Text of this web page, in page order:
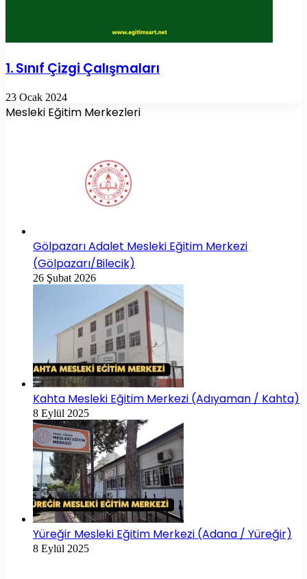
1. Sınıf Çizgi Çalışmaları
23 Ocak 2024
Mesleki Eğitim Merkezleri
Gölpazarı Adalet Mesleki Eğitim Merkezi
(Gölpazarı/Bilecik)
26 Şubat 2026
Kahta Mesleki Eğitim Merkezi (Adıyaman / Kahta)
8 Eylül 2025
Yüreğir Mesleki Eğitim Merkezi (Adana / Yüreğir)
8 Eylül 2025